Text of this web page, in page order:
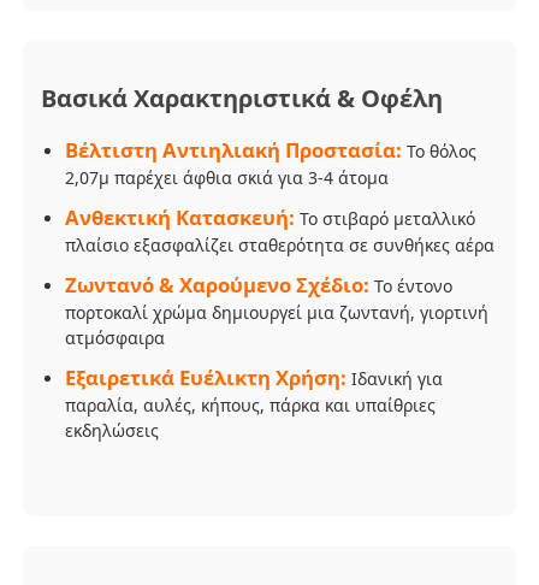
Ανθεκτικές στις υπεριώδεις ακτίνες ομπρέλες
Παιδικές ομπρέλες
ομπρέλες παραλιών
Δημιουργικές ομπρέλες
Βασικά Χαρακτηριστικά & Οφέλη
Βέλτιστη Αντιηλιακή Προστασία: Το θόλος
2,07μ παρέχει άφθια σκιά για 3-4 άτομα
Ανθεκτική Κατασκευή: Το στιβαρό μεταλλικό
πλαίσιο εξασφαλίζει σταθερότητα σε συνθήκες αέρα
Ζωντανό & Χαρούμενο Σχέδιο: Το έντονο
πορτοκαλί χρώμα δημιουργεί μια ζωντανή, γιορτινή
ατμόσφαιρα
Εξαιρετικά Ευέλικτη Χρήση: Ιδανική για
παραλία, αυλές, κήπους, πάρκα και υπαίθριες
εκδηλώσεις